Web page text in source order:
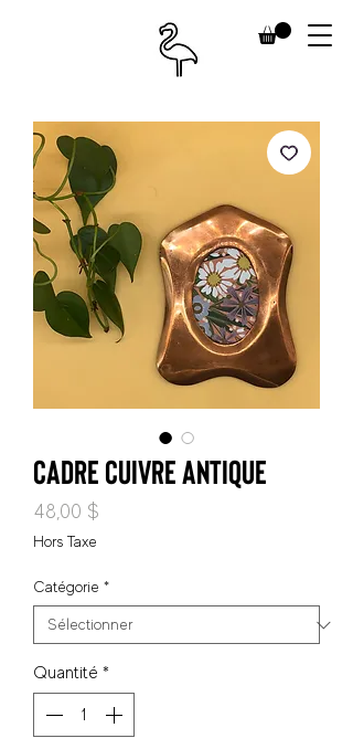
Cadre cuivre antique
48,00 $
Hors Taxe
Catégorie *
Quantité *